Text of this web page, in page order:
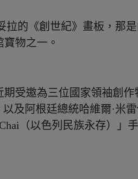
拉的《創世紀》畫板，那
物之一。
受邀為三位國家領袖創作
及阿根廷總統哈維爾·米
（以色列民族永存）」